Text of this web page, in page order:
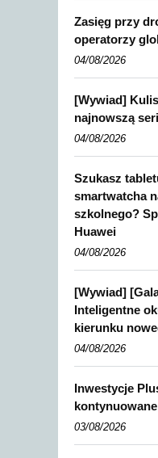
Zasięg przy
operatorzy
04/08/2026
[Wywiad]
najnowszą
04/08/2026
Szukasz
smartwatcha
szkolnego?
Huawei
04/08/2026
[Wywiad]
Inteligentne
kierunku
04/08/2026
Inwestycje
kontynuowane
03/08/2026